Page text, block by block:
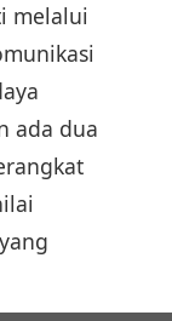
melalui
ada dua